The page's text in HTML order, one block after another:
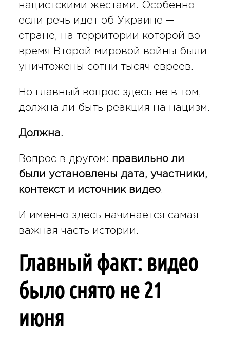
нацистскими жестами. Особенно
если речь идет об Украине —
стране, на территории которой во
время Второй мировой войны были
уничтожены сотни тысяч евреев.
Но главный вопрос здесь не в том,
должна ли быть реакция на нацизм.
Должна.
Вопрос в другом: правильно ли
были установлены дата, участники,
контекст и источник видео.
И именно здесь начинается самая
важная часть истории.
Главный факт: видео
было снято не 21
июня